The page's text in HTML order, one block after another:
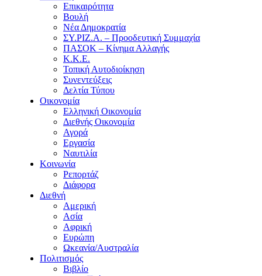
Επικαιρότητα
Βουλή
Νέα Δημοκρατία
ΣΥ.ΡΙΖ.Α. – Προοδευτική Συμμαχία
ΠΑΣΟΚ – Κίνημα Αλλαγής
Κ.Κ.Ε.
Τοπική Αυτοδιοίκηση
Συνεντεύξεις
Δελτία Τύπου
Οικονομία
Ελληνική Οικονομία
Διεθνής Οικονομία
Αγορά
Εργασία
Ναυτιλία
Κοινωνία
Ρεπορτάζ
Διάφορα
Διεθνή
Αμερική
Ασία
Αφρική
Ευρώπη
Ωκεανία/Αυστραλία
Πολιτισμός
Βιβλίο